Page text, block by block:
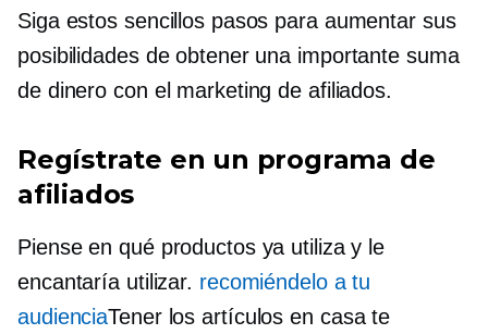
Siga estos sencillos pasos para aumentar sus
posibilidades de obtener una importante suma
de dinero con el marketing de afiliados.
Regístrate en un programa de
afiliados
Piense en qué productos ya utiliza y le
encantaría utilizar. recomiéndelo a tu
audienciaTener los artículos en casa te